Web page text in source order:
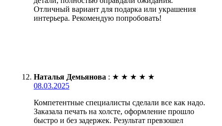
Отличный вариант для подарка или украшения
интерьера. Рекомендую попробовать!
Наталья Демьянова : ★ ★ ★ ★ ★
08.03.2025
Компетентные специалисты сделали все как надо.
Заказала печать на холсте, оформление прошло
быстро и без задержек. Результат превзошел